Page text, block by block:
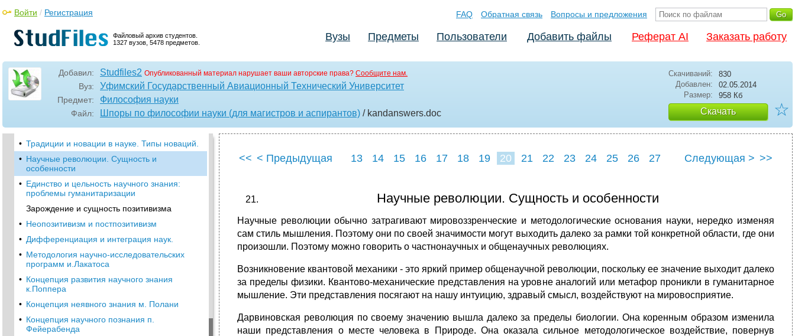
Файловый архив студентов.
1327 вузов, 5478 предметов.
Войти / Регистрация FAQ Обратная связь Вопросы и предложения
Вузы Предметы Пользователи Добавить файлы Реферат AI Заказать работу
Добавил: Studfiles2 Опубликованный материал нарушает ваши авторские права? Сообщите нам.
Вуз: Уфимский Государственный Авиационный Технический Университет
Предмет: Философия науки
Файл: Шпоры по философии науки (для магистров и аспирантов) / kandanswers.doc
Скачиваний:
830
Добавлен:
02.05.2014
Размер:
958 Кб
Скачать ☆
• Классический этап развития науки
•
Постнеклассический этап развития науки.
• Уровни и методы научного знания
• Логика и динамика научного исследования
• Язык науки. Естественный и искусственные
Познание и творчество. Научное творчество.
• Традиции и новации в науке. Типы новаций.
• Научные революции. Сущность и
особенности
• Единство и цельность научного знания:
проблемы гуманитаризации
Зарождение и сущность позитивизма
• Неопозитивизм и постпозитивизм
• Дифференциация и интеграция наук.
• Методология научно-исследовательских
программ и.Лакатоса
• Концепция развития научного знания
к.Поппера
• Концепция неявного знания м. Полани
• Концепция научного познания п.
Фейерабенда
<< < Предыдущая 13 14 15 16 17 18 19 20 21 22 23 24 25 26
27
Следующая > >>
Научные революции. Сущность и особенности
Научные революции обычно затрагивают мировоззренческие и методологические основания науки, нередко изменяя
сам стиль мышления. Поэтому они по своей значимости могут выходить далеко за рамки той конкретной области, где они
произошли. Поэтому можно говорить о частнонаучных и общенаучных революциях.
Возникновение квантовой механики - это яркий пример общенаучной революции, поскольку ее значение выходит далеко
за пределы физики. Квантово-механические представления на уровне аналогий или метафор проникли в гуманитарное
мышление. Эти представления посягают на нашу интуицию, здравый смысл, воздействуют на мировосприятие.
Дарвиновская революция по своему значению вышла далеко за пределы биологии. Она коренным образом изменила
наши представления о месте человека в Природе. Она оказала сильное методологическое воздействие, повернув